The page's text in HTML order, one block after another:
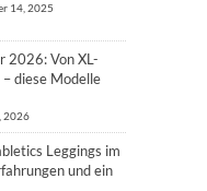
14, 2025
2026: Von XL-
diese Modelle
2026
Leggings im
und ein